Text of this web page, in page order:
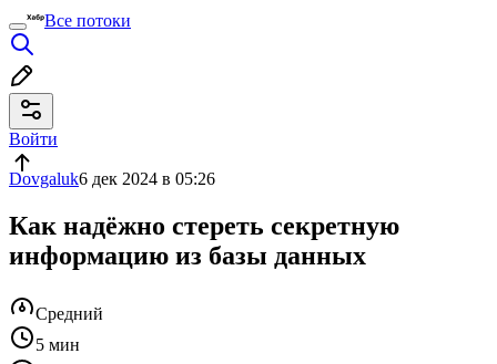
Все потоки
Войти
Dovgaluk6 дек 2024 в 05:26
Как надёжно стереть секретную
информацию из базы данных
Средний
5 мин